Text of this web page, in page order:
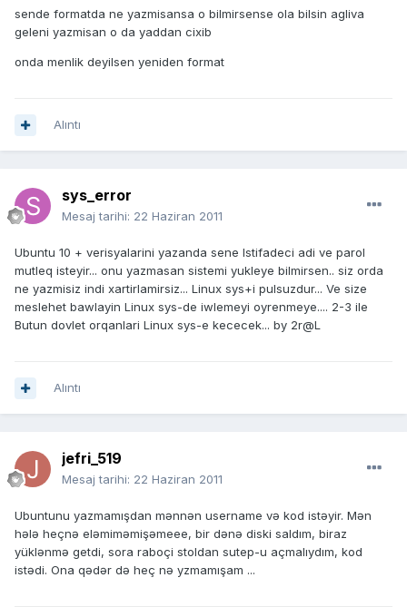
sende formatda ne yazmisansa o bilmirsense ola bilsin agliva
geleni yazmisan o da yaddan cixib
onda menlik deyilsen yeniden format
Alıntı
sys_error
Mesaj tarihi: 22 Haziran 2011
Ubuntu 10 + verisyalarini yazanda sene Istifadeci adi ve parol
mutleq isteyir... onu yazmasan sistemi yukleye bilmirsen.. siz orda
ne yazmisiz indi xartirlamirsiz... Linux sys+i pulsuzdur... Ve size
meslehet bawlayin Linux sys-de iwlemeyi oyrenmeye.... 2-3 ile
Butun dovlet orqanlari Linux sys-e kececek... by 2r@L
Alıntı
jefri_519
Mesaj tarihi: 22 Haziran 2011
Ubuntunu yazmamışdan mənnən username və kod istəyir. Mən
hələ heçnə eləmiməmişəmeee, bir dənə diski saldım, biraz
yüklənmə getdi, sora raboçi stoldan sutep-u açmalıydım, kod
istədi. Ona qədər də heç nə yzmamışam ...